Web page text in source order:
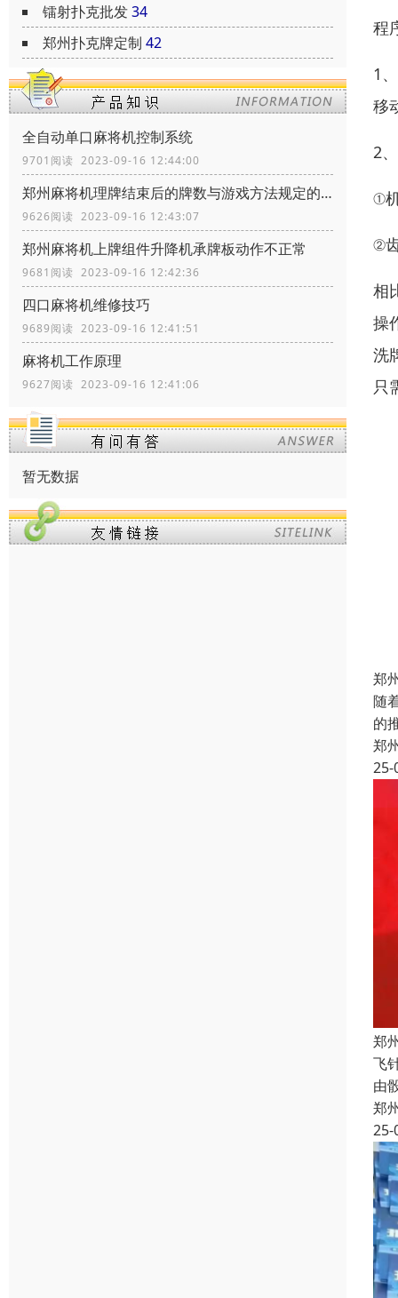
镭射扑克批发34
郑州扑克牌定制 42
全自动单口麻将机控制系统
9701阅读 2023-09-16 12:44:00
郑州麻将机理牌结束后的牌数与游戏方法规定的不一致
9626阅读 2023-09-16 12:43:07
郑州麻将机上牌组件升降机承牌板动作不正常
9681阅读 2023-09-16 12:42:36
四口麻将机维修技巧
9689阅读 2023-09-16 12:41:51
麻将机工作原理
9627阅读 2023-09-16 12:41:06
暂无数据
程
1
移
2
①
②
相
操
洗
只
郑
随
的
郑
25-
郑
飞
由
郑
25-